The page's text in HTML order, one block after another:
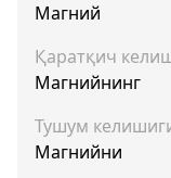
Магний
Қаратқич
Магнийнинг
Тушум
Магнийни